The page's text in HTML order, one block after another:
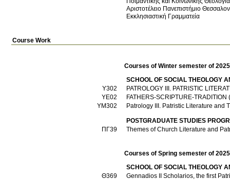
Αριστοτέλειο Πανεπιστήμιο
Εκκλησιαστική Γραμματεία
Course Work
Courses of Winter semester of
SCHOOL OF SOCIAL THEOLOGY
Υ302
PATROLOGY III. PATRISTIC
ΥΕ02
FATHERS-SCRIPTURE-TRADITION
ΥΜ302
Patrology IIΙ. Patristic Literature and
POSTGRADUATE STUDIES
ΠΓ39
Themes of Church Literature and
Courses of Spring semester of
SCHOOL OF SOCIAL THEOLOGY
Θ369
Gennadios II Scholarios, the first